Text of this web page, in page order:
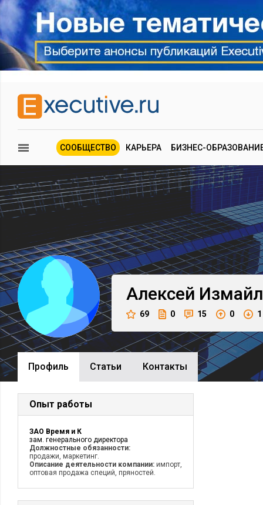
СООБЩЕСТВО КАРЬЕРА БИЗНЕС-
Алексей
69 0 15 0 1
Профиль Cтатьи Контакты
Опыт работы
ЗАО Время и К
зам. генерального директора
Должностные обязанности:
продажи, маркетинг.
Описание деятельности компании: импорт,
оптовая продажа специй, пряностей.